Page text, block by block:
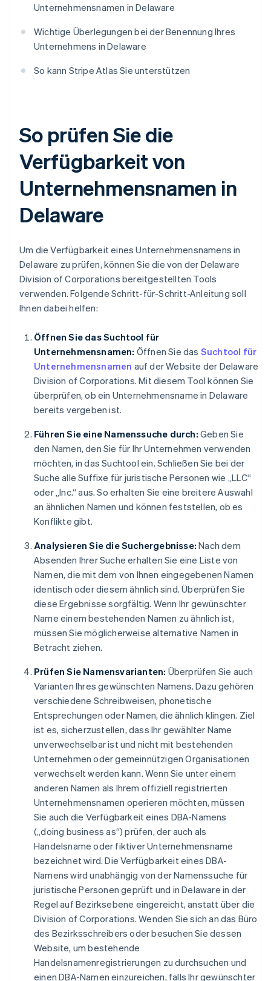
Unternehmensnamen in Delaware
Wichtige Überlegungen bei der Benennung Ihres
Unternehmens in Delaware
So kann Stripe Atlas Sie unterstützen
So prüfen Sie die
Verfügbarkeit von
Unternehmensnamen in
Delaware
Um die Verfügbarkeit eines Unternehmensnamens in
Delaware zu prüfen, können Sie die von der Delaware
Division of Corporations bereitgestellten Tools
verwenden. Folgende Schritt-für-Schritt-Anleitung soll
Ihnen dabei helfen:
Öffnen Sie das Suchtool für
Unternehmensnamen: Öffnen Sie das Suchtool für
Unternehmensnamen auf der Website der Delaware
Division of Corporations. Mit diesem Tool können Sie
überprüfen, ob ein Unternehmensname in Delaware
bereits vergeben ist.
Führen Sie eine Namenssuche durch: Geben Sie
den Namen, den Sie für Ihr Unternehmen verwenden
möchten, in das Suchtool ein. Schließen Sie bei der
Suche alle Suffixe für juristische Personen wie „LLC“
oder „Inc.“ aus. So erhalten Sie eine breitere Auswahl
an ähnlichen Namen und können feststellen, ob es
Konflikte gibt.
Analysieren Sie die Suchergebnisse: Nach dem
Absenden Ihrer Suche erhalten Sie eine Liste von
Namen, die mit dem von Ihnen eingegebenen Namen
identisch oder diesem ähnlich sind. Überprüfen Sie
diese Ergebnisse sorgfältig. Wenn Ihr gewünschter
Name einem bestehenden Namen zu ähnlich ist,
müssen Sie möglicherweise alternative Namen in
Betracht ziehen.
Prüfen Sie Namensvarianten: Überprüfen Sie auch
Varianten Ihres gewünschten Namens. Dazu gehören
verschiedene Schreibweisen, phonetische
Entsprechungen oder Namen, die ähnlich klingen. Ziel
ist es, sicherzustellen, dass Ihr gewählter Name
unverwechselbar ist und nicht mit bestehenden
Unternehmen oder gemeinnützigen Organisationen
verwechselt werden kann. Wenn Sie unter einem
anderen Namen als Ihrem offiziell registrierten
Unternehmensnamen operieren möchten, müssen
Sie auch die Verfügbarkeit eines DBA-Namens
(„doing business as“) prüfen, der auch als
Handelsname oder fiktiver Unternehmensname
bezeichnet wird. Die Verfügbarkeit eines DBA-
Namens wird unabhängig von der Namenssuche für
juristische Personen geprüft und in Delaware in der
Regel auf Bezirksebene eingereicht, anstatt über die
Division of Corporations. Wenden Sie sich an das Büro
des Bezirksschreibers oder besuchen Sie dessen
Website, um bestehende
Handelsnamenregistrierungen zu durchsuchen und
einen DBA-Namen einzureichen, falls Ihr gewünschter